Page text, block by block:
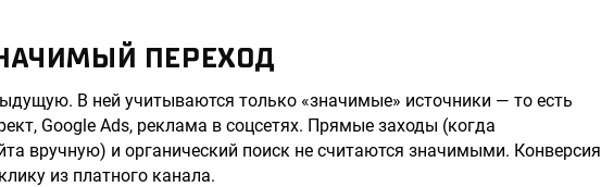
ПЕРЕХОД
В ней учитываются только «значимые» источники — то есть
Google Ads, реклама в соцсетях. Прямые заходы (когда
вручную) и органический поиск не считаются значимыми. Конверсия
из платного канала.